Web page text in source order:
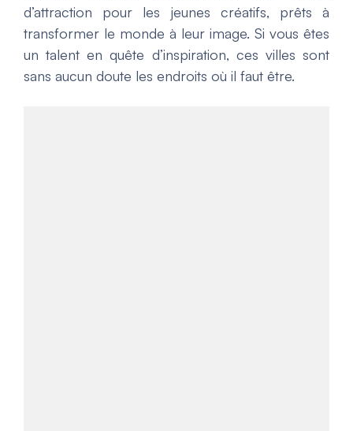
d’attraction pour les jeunes créatifs, prêts à
transformer le monde à leur image. Si vous êtes
un talent en quête d’inspiration, ces villes sont
sans aucun doute les endroits où il faut être.